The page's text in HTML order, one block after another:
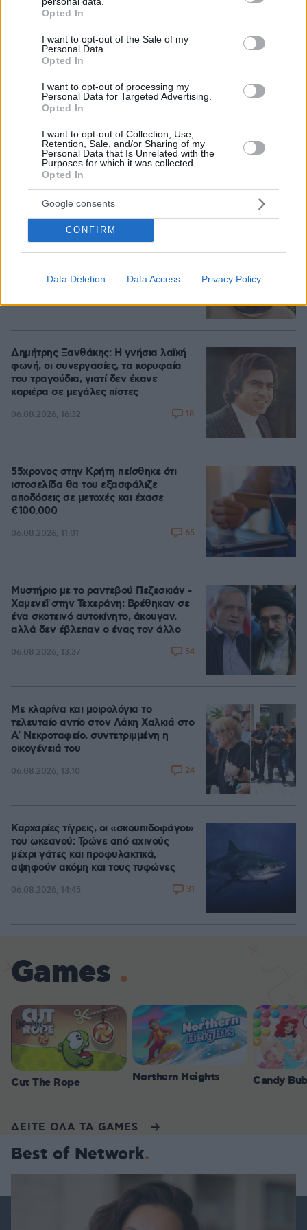
grant or deny consent to Google and its third-party tags to
use your data for below specified purposes in below Google
consent section.
Opted In
I want to opt-out of the Sale of my
Personal Data.
Opted In
I want to opt-out of processing my
Personal Data for Targeted Advertising.
Opted In
I want to opt-out of Collection, Use,
Retention, Sale, and/or Sharing of my
Personal Data that Is Unrelated with the
Purposes for which it was collected.
Opted In
Google consents
CONFIRM
Data Deletion Data Access Privacy Policy
Η αποκαλυπτική κατάθεση της συζύγου του
Αφγανού: Πώς γνωρίσαμε τη Λίσα, γιατί
υποψιάστηκα ότι ήταν το πτώμα στη βαλίτσα
06.08.2026, 12:32
Νεαρή γυναίκα με ακατέργαστη
της από μακιγιέρ
Δημήτρης Ξανθάκης: Η γνήσια λαϊκή
φωνή, οι συνεργασίες, τα κορυφαία
του τραγούδια, γιατί δεν έκανε
καριέρα σε μεγάλες πίστες
06.08.2026, 16:32 18
55χρονος στην Κρήτη πείσθηκε ότι
ιστοσελίδα θα του εξασφάλιζε
αποδόσεις σε μετοχές και έχασε
€100.000
06.08.2026, 11:01 65
Μυστήριο με το ραντεβού Πεζεσκιάν -
Χαμενεΐ στην Τεχεράνη: Βρέθηκαν σε
ένα σκοτεινό αυτοκίνητο, άκουγαν,
αλλά δεν έβλεπαν ο ένας τον άλλο
06.08.2026, 13:37 54
Με κλαρίνα και μοιρολόγια το
τελευταίο αντίο στον Λάκη Χαλκιά στο
A' Νεκροταφείο, συντετριμμένη η
οικογένειά του
06.08.2026, 13:10 24
Καρχαρίες τίγρεις, οι «σκουπιδοφάγοι»
του ωκεανού: Τρώνε από αχινούς
μέχρι γάτες και προφυλακτικά,
αψηφούν ακόμη και τους τυφώνες
06.08.2026, 14:45 31
Games
Cut The Rope Northern Heights Candy
ΔΕΙΤΕ ΟΛΑ ΤΑ GAMES
Best of Network